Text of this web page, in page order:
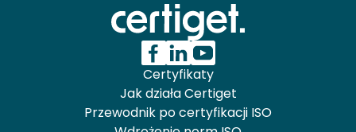
Certyfikaty
Jak działa Certiget
Przewodnik po certyfikacji ISO